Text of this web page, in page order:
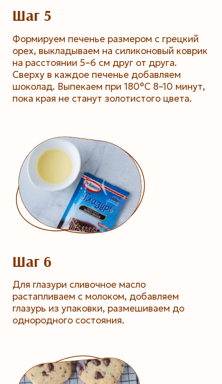
Шаг 5
Формируем печенье размером с грецкий
орех, выкладываем на силиконовый коврик
на расстоянии 5–6 см друг от друга.
Сверху в каждое печенье добавляем
шоколад. Выпекаем при 180°C 8–10 минут,
пока края не станут золотистого цвета.
Шаг 6
Для глазури сливочное масло
растапливаем с молоком, добавляем
глазурь из упаковки, размешиваем до
однородного состояния.